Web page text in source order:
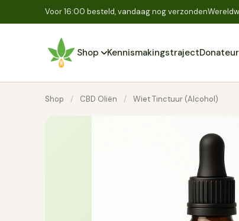
Voor 16:00 besteld, vandaag nog verzonden
Shop KennismakingstrajectDonateur
Shop / CBD Oliën / Wiet Tinctuur (Alcohol)